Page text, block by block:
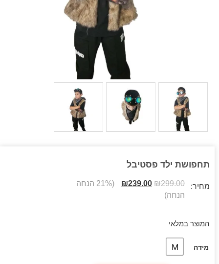
תחפושת ילד פסטיבל
מחיר: ₪299.00
₪239.00
(21% הנחה
הנחה)
המוצר במלאי
מידה M